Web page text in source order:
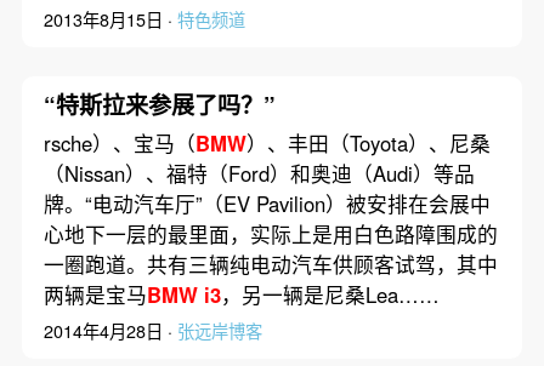
2013年8月15日 · 特色频道
“特斯拉来参展了吗？”
rsche）、宝马（BMW）、丰田（Toyota）、尼桑
（Nissan）、福特（Ford）和奥迪（Audi）等品
牌。“电动汽车厅”（EV Pavilion）被安排在会展中
心地下一层的最里面，实际上是用白色路障围成的
一圈跑道。共有三辆纯电动汽车供顾客试驾，其中
两辆是宝马BMW i3，另一辆是尼桑Lea……
2014年4月28日 · 张远岸博客